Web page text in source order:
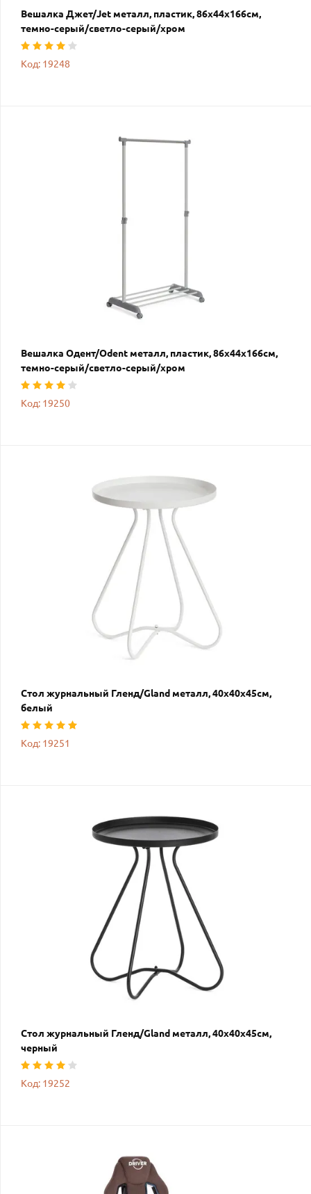
Вешалка Джет/Jet металл, пластик, 86х44х166см,
темно-серый/светло-серый/хром
Код: 19248
Вешалка Одент/Odent металл, пластик, 86х44х166см,
темно-серый/светло-серый/хром
Код: 19250
Стол журнальный Гленд/Gland металл, 40х40х45см,
белый
Код: 19251
Стол журнальный Гленд/Gland металл, 40х40х45см,
черный
Код: 19252